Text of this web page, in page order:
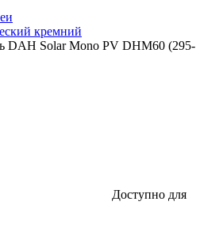
кремний
DAH Solar Mono PV DHM60 (295-
Доступно для